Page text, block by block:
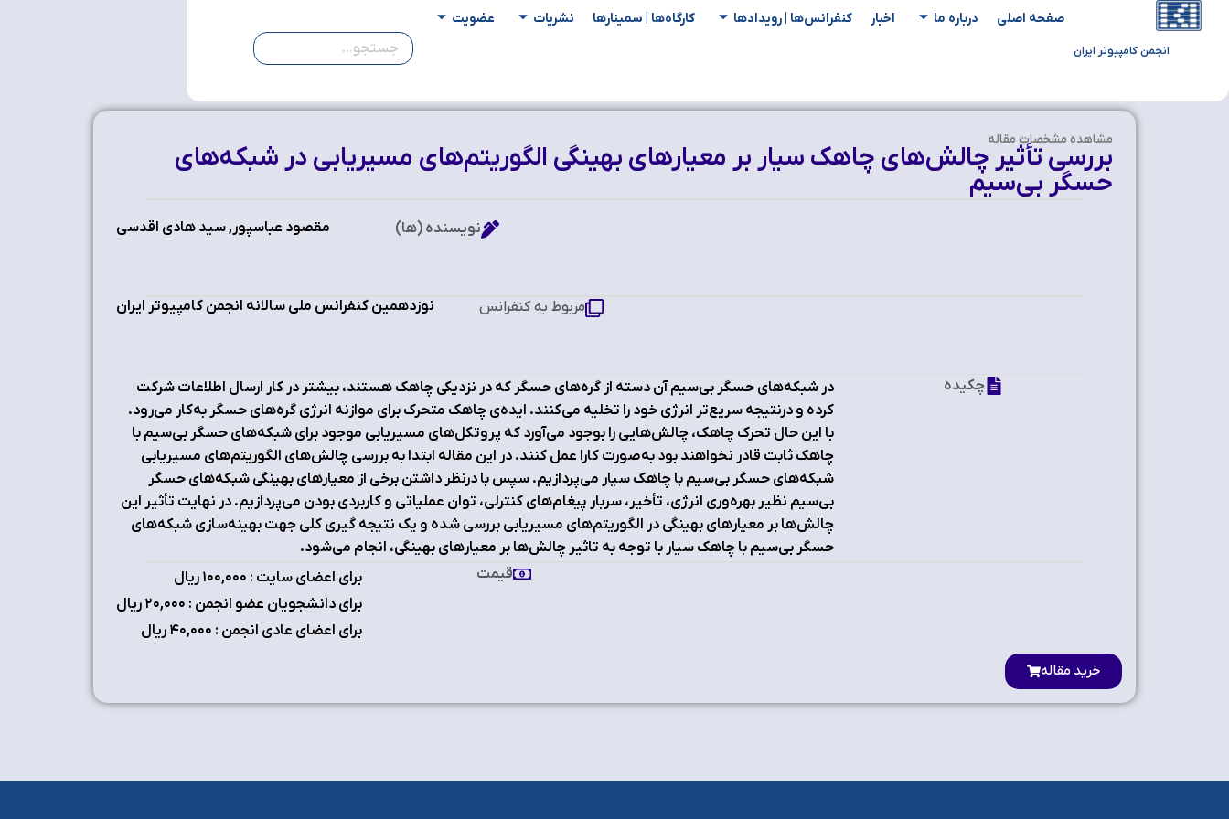
انجمن کامپیوتر ایران
صفحه اصلی درباره ما اخبار کنفرانس‌ها | رویدادها کارگاه‌ها | سمینار‌ها نشریات عضویت
مشاهده‌ مشخصات مقاله
بررسی تأثیر چالش‌های چاهک سیار بر معیارهای بهینگی الگوریتم‌های مسیریابی در شبکه‌های
حسگر بی‌سیم
مقصود عباسپور, سید هادی اقدسی نویسنده (ها)
نوزدهمین کنفرانس ملی سالانه انجمن کامپیوتر ایران مربوط به کنفرانس
در شبکه‌های حسگر بی‌سیم آن دسته از گره‌های حسگر که در نزدیکی چاهک هستند، بیشتر در کار ارسال اطلاعات شرکت
کرده و درنتیجه سریع‌تر انرژی خود را تخلیه می‌کنند. ایده‌ی چاهک متحرک برای موازنه انرژی گره‌های حسگر به‌کار می‌رود.
با این حال تحرک چاهک، چالش‌هایی را بوجود می‌آورد که پروتکل‌های مسیریابی موجود برای شبکه‌های حسگر بی‌سیم با
چاهک ثابت قادر نخواهند بود به‌صورت کارا عمل‌ کنند. در این مقاله ابتدا به بررسی چالش‌های الگوریتم‌های مسیریابی
شبکه‌های حسگر بی‌سیم با چاهک سیار می‌پردازیم. سپس با درنظر داشتن برخی از معیارهای بهینگی شبکه‌های حسگر
بی‌سیم نظیر بهره‌وری انرژی، تأخیر، سربار پیغام‌های کنترلی، توان عملیاتی و کاربردی بودن می‌پردازیم. در نهایت تأثیر این
چالش‌ها بر معیارهای بهینگی در الگوریتم‌های مسیریابی بررسی شده و یک نتیجه گیری کلی جهت بهینه‌سازی شبکه‌های
حسگر بی‌سیم با چاهک سیار با توجه به تاثیر چالش‌ها بر معیارهای بهینگی، انجام می‌شود.
چکیده
برای اعضای سایت : ۱٠٠,٠٠٠ ریال
برای دانشجویان عضو انجمن : ۲٠,٠٠٠ ریال
برای اعضای عادی انجمن : ۴٠,٠٠٠ ریال
قیمت
خرید مقاله